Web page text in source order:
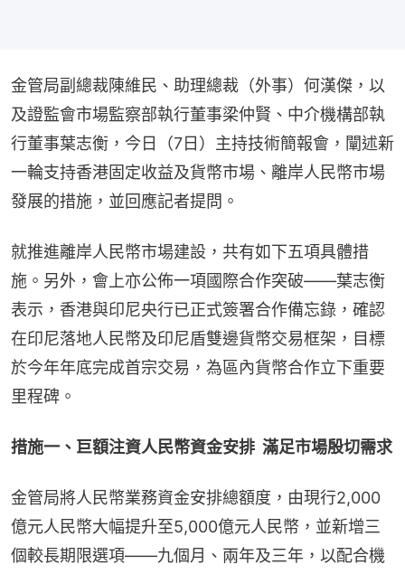
金管局副總裁陳維民、助理總裁（外事）何漢傑，以
及證監會市場監察部執行董事梁仲賢、中介機構部執
行董事葉志衡，今日（7日）主持技術簡報會，闡述新
一輪支持香港固定收益及貨幣市場、離岸人民幣市場
發展的措施，並回應記者提問。
就推進離岸人民幣市場建設，共有如下五項具體措
施。另外，會上亦公佈一項國際合作突破——葉志衡
表示，香港與印尼央行已正式簽署合作備忘錄，確認
在印尼落地人民幣及印尼盾雙邊貨幣交易框架，目標
於今年年底完成首宗交易，為區內貨幣合作立下重要
里程碑。
措施一、巨額注資人民幣資金安排  滿足市場殷切需求
金管局將人民幣業務資金安排總額度，由現行2,000
億元人民幣大幅提升至5,000億元人民幣，並新增三
個較長期限選項——九個月、兩年及三年，以配合機